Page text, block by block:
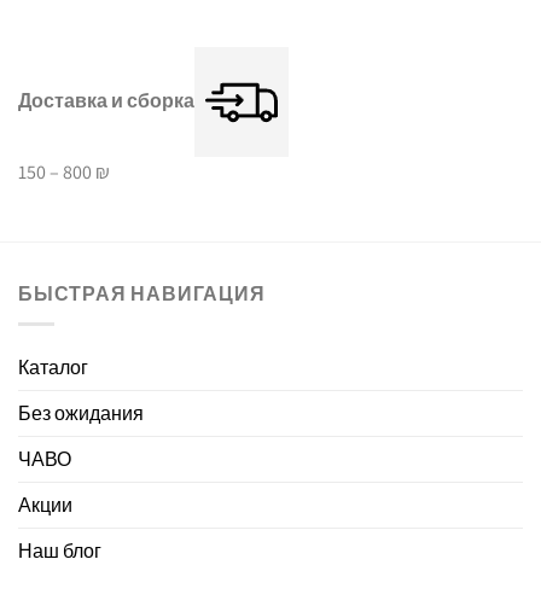
Доставка и сборка
150 – 800 ₪
БЫСТРАЯ НАВИГАЦИЯ
Каталог
Без ожидания
ЧАВО
Акции
Наш блог